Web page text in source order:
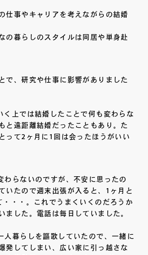
仕事やキャリアを考えながらの結婚
の暮らしのスタイルは同居や単身赴
、研究や仕事に影響がありました
く上では結婚したことで何も変わらな
と遠距離結婚だったこともあり。た
って2ヶ月に1回は会ったほうがいい
わらないのですが、不安に思ったの
いたので週末出張が入ると、1ヶ月と
・・・。これでうまくいくのだろうか
ました。電話は毎日していました。
人暮らしを謳歌していたので、一緒に
発してしまい、広い家に引っ越さな